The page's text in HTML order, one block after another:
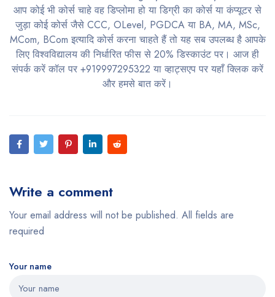
आप कोई भी कोर्स चाहे वह डिप्लोमा हो या डिग्री का कोर्स या कंप्यूटर से
जुड़ा कोई कोर्स जैसे CCC, OLevel, PGDCA या BA, MA, MSc,
MCom, BCom इत्यादि कोर्स करना चाहते हैं तो यह सब उपलब्ध है आपके
लिए विश्वविद्यालय की निर्धारित फीस से 20% डिस्काउंट पर। आज ही
संपर्क करें कॉल पर +919997295322 या व्हाट्सएप पर यहाँ क्लिक करें
और हमसे बात करें।
Write a comment
Your email address will not be published. All fields are
required
Your name